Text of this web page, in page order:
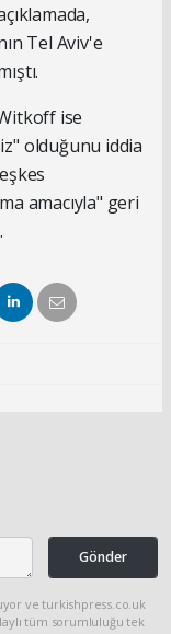
Tel Aviv'e
ise
olduğunu iddia
amacıyla" geri
Gönder
ve turkishpress.co.uk
tüm sorumluluğu tek